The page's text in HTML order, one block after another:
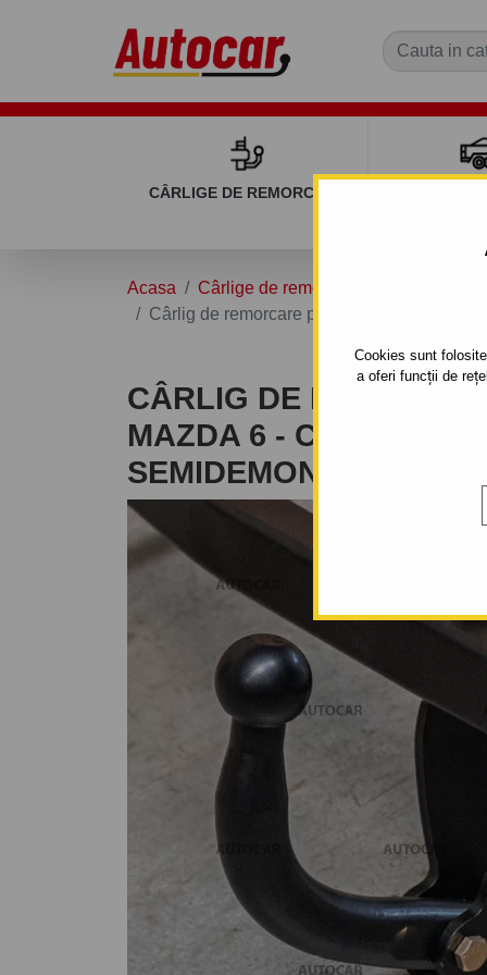
Cookies sunt
a oferi funcții de
CÂRLIGE DE REMORCARE
Acasa Cârlige de remorcare
Cârlig de remorcare pentru MAZDA 6 -
CÂRLIG DE
MAZDA 6 - COMBI,
SEMIDEMONTABIL -CU